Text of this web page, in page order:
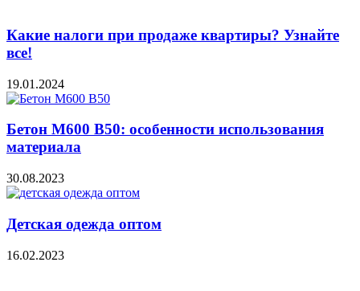
Какие налоги при продаже квартиры? Узнайте
все!
19.01.2024
Бетон М600 В50: особенности использования
материала
30.08.2023
Детская одежда оптом
16.02.2023